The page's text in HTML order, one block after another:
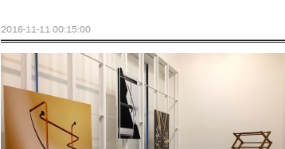
2016-11-11 00:15:00